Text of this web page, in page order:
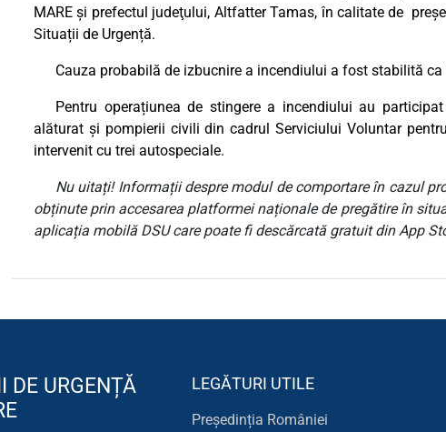
MARE și prefectul judeţului, Altfatter Tamas, în calitate de
Situații de Urgență.
Cauza probabilă de izbucnire a incendiului a fost stabilită
Pentru operațiunea de stingere a incendiului au
alăturat și pompierii civili din cadrul Serviciului Voluntar
intervenit cu trei autospeciale.
Nu uitați! Informații despre modul de comportare în cazul
obținute prin accesarea platformei naționale de pregătire în
aplicația mobilă DSU care poate fi descărcată gratuit din App
DE URGENȚĂ
LEGĂTURI UTILE
Președinția României